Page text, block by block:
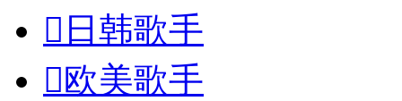
 日韩歌手
欧美歌手